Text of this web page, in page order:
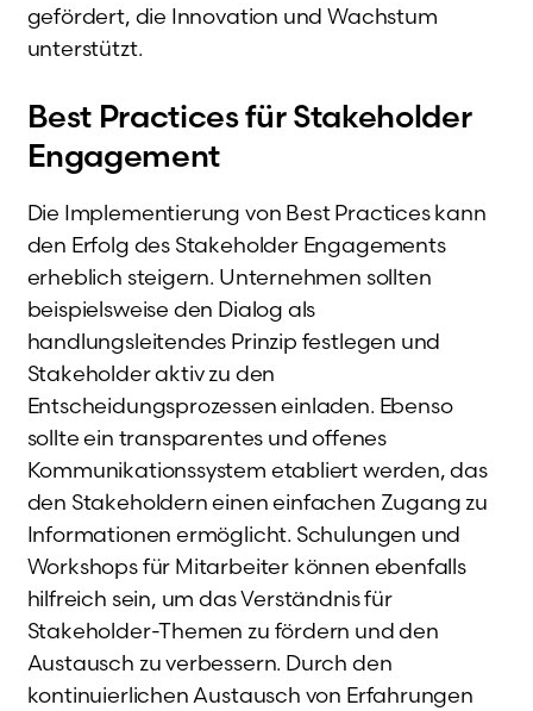
gefördert, die Innovation und Wachstum
unterstützt.
Best Practices für Stakeholder
Engagement
Die Implementierung von Best Practices kann
den Erfolg des Stakeholder Engagements
erheblich steigern. Unternehmen sollten
beispielsweise den Dialog als
handlungsleitendes Prinzip festlegen und
Stakeholder aktiv zu den
Entscheidungsprozessen einladen. Ebenso
sollte ein transparentes und offenes
Kommunikationssystem etabliert werden, das
den Stakeholdern einen einfachen Zugang zu
Informationen ermöglicht. Schulungen und
Workshops für Mitarbeiter können ebenfalls
hilfreich sein, um das Verständnis für
Stakeholder-Themen zu fördern und den
Austausch zu verbessern. Durch den
kontinuierlichen Austausch von Erfahrungen